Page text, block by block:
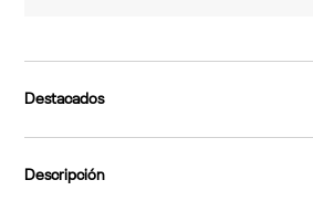
Destacados
Descripción